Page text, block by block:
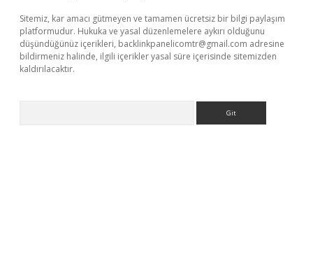
Sitemiz, kar amacı gütmeyen ve tamamen ücretsiz bir bilgi paylaşım
platformudur. Hukuka ve yasal düzenlemelere aykırı olduğunu
düşündüğünüz içerikleri, backlinkpanelicomtr@gmail.com adresine
bildirmeniz halinde, ilgili içerikler yasal süre içerisinde sitemizden
kaldırılacaktır.